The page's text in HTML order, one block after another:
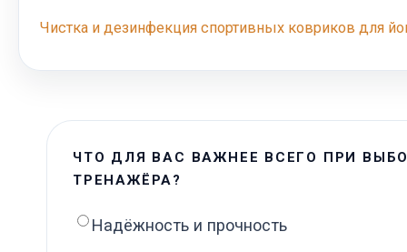
Чистка и дезинфекция спортивных ковриков для
ЧТО ДЛЯ ВАС ВАЖНЕЕ ВСЕГО ПРИ
ТРЕНАЖЁРА?
Надёжность и прочность